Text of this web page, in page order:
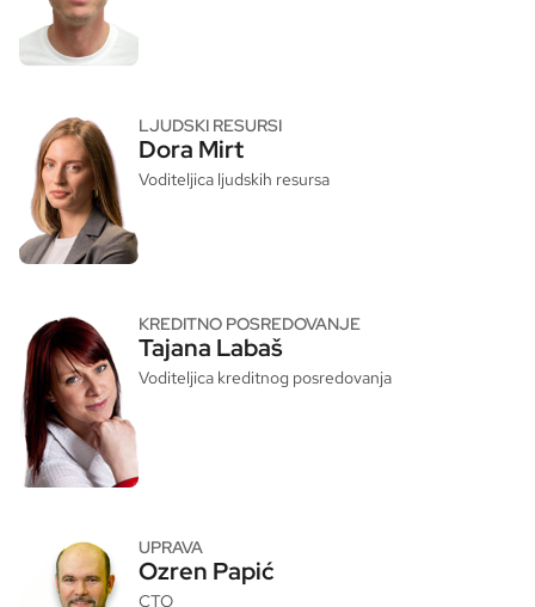
LJUDSKI RESURSI
Dora Mirt
Voditeljica ljudskih resursa
KREDITNO POSREDOVANJE
Tajana Labaš
Voditeljica kreditnog posredovanja
UPRAVA
Ozren Papić
CTO